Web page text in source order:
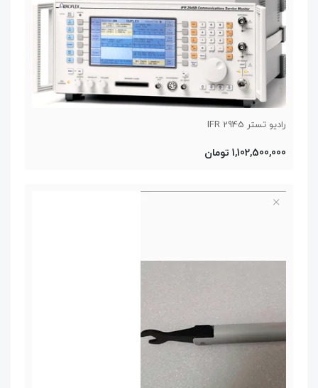
رادیو تستر IFR 2945
1,102,500,000 تومان